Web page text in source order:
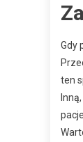
Gdy
ten